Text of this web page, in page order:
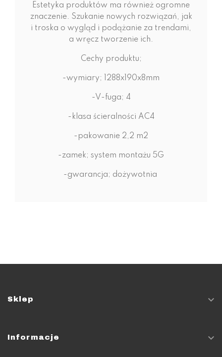
Estetyka produktów ma również ogromne
znaczenie. Szukanie nowych rozwiązań, jak
i troska o wygląd i podążanie za trendami,
a wręcz tworzenie ich.
Cechy produktu;
-wymiary; 1288x190x8mm
-V-fuga; 4
-klasa ścieralności AC4
-pakowanie 2,2 m2
-zamek; system montażu 5G
-gwarancja; dożywotnia
Sklep 
Informacje 